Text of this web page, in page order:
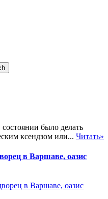
было делать
ксендзом или... Читать»
в Варшаве, оазис